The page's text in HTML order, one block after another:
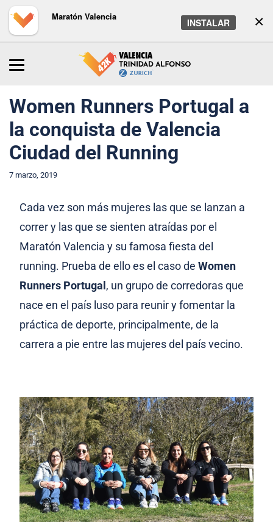
×
Maratón Valencia
INSTALAR
Noticias
Women Runners Portugal a
la conquista de Valencia
Ciudad del Running
7 marzo, 2019
Cada vez son más mujeres las que se lanzan a
correr y las que se sienten atraídas por el
Maratón Valencia y su famosa fiesta del
running. Prueba de ello es el caso deWomen
Runners Portugal , un grupo de corredoras que
nace en el país luso para reunir y fomentar la
práctica de deporte, principalmente, de la
carrera a pie entre las mujeres del país vecino.